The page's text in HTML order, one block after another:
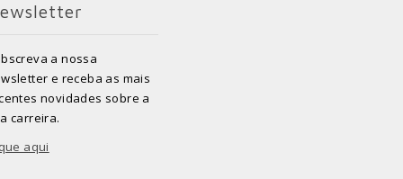
a nossa
e receba as mais
novidades sobre a
carreira.
aqui